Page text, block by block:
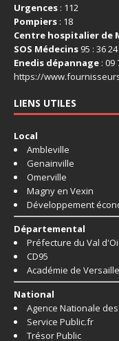
Urgences : 112
Pompiers : 18
Centre hospitalier de
SOS Médecins 95 : 36
Enedis dépannage : 09
https://
LIENS UTILES
Local
Ambleville
Genainville
Omerville
Magny en Vexin
Développement
Départemental
Préfecture du Val
CD95
Académie de
National
Agence Nationale
Service Public.fr
Trésor Public